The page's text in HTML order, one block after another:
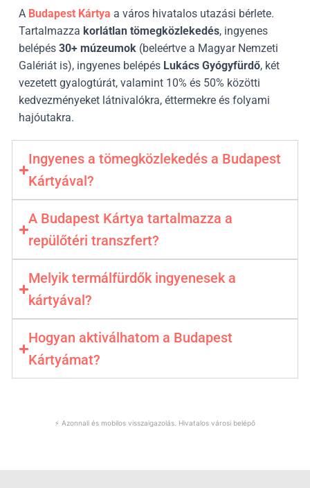
A Budapest Kártya a város hivatalos utazási bérlete.
Tartalmazza korlátlan tömegközlekedés, ingyenes
belépés 30+ múzeumok (beleértve a Magyar Nemzeti
Galériát is), ingyenes belépés Lukács Gyógyfürdő, két
vezetett gyalogtúrát, valamint 10% és 50% közötti
kedvezményeket látnivalókra, éttermekre és folyami
hajóutakra.
Ingyenes a tömegközlekedés a Budapest
Kártyával?
A Budapest Kártya tartalmazza a
repülőtéri transzfert?
Melyik termálfürdők ingyenesek a
kártyával?
Hogyan aktiválhatom a Budapest
Kártyámat?
⚡️ Azonnali és mobilos visszaigazolás. Hivatalos városi belépő